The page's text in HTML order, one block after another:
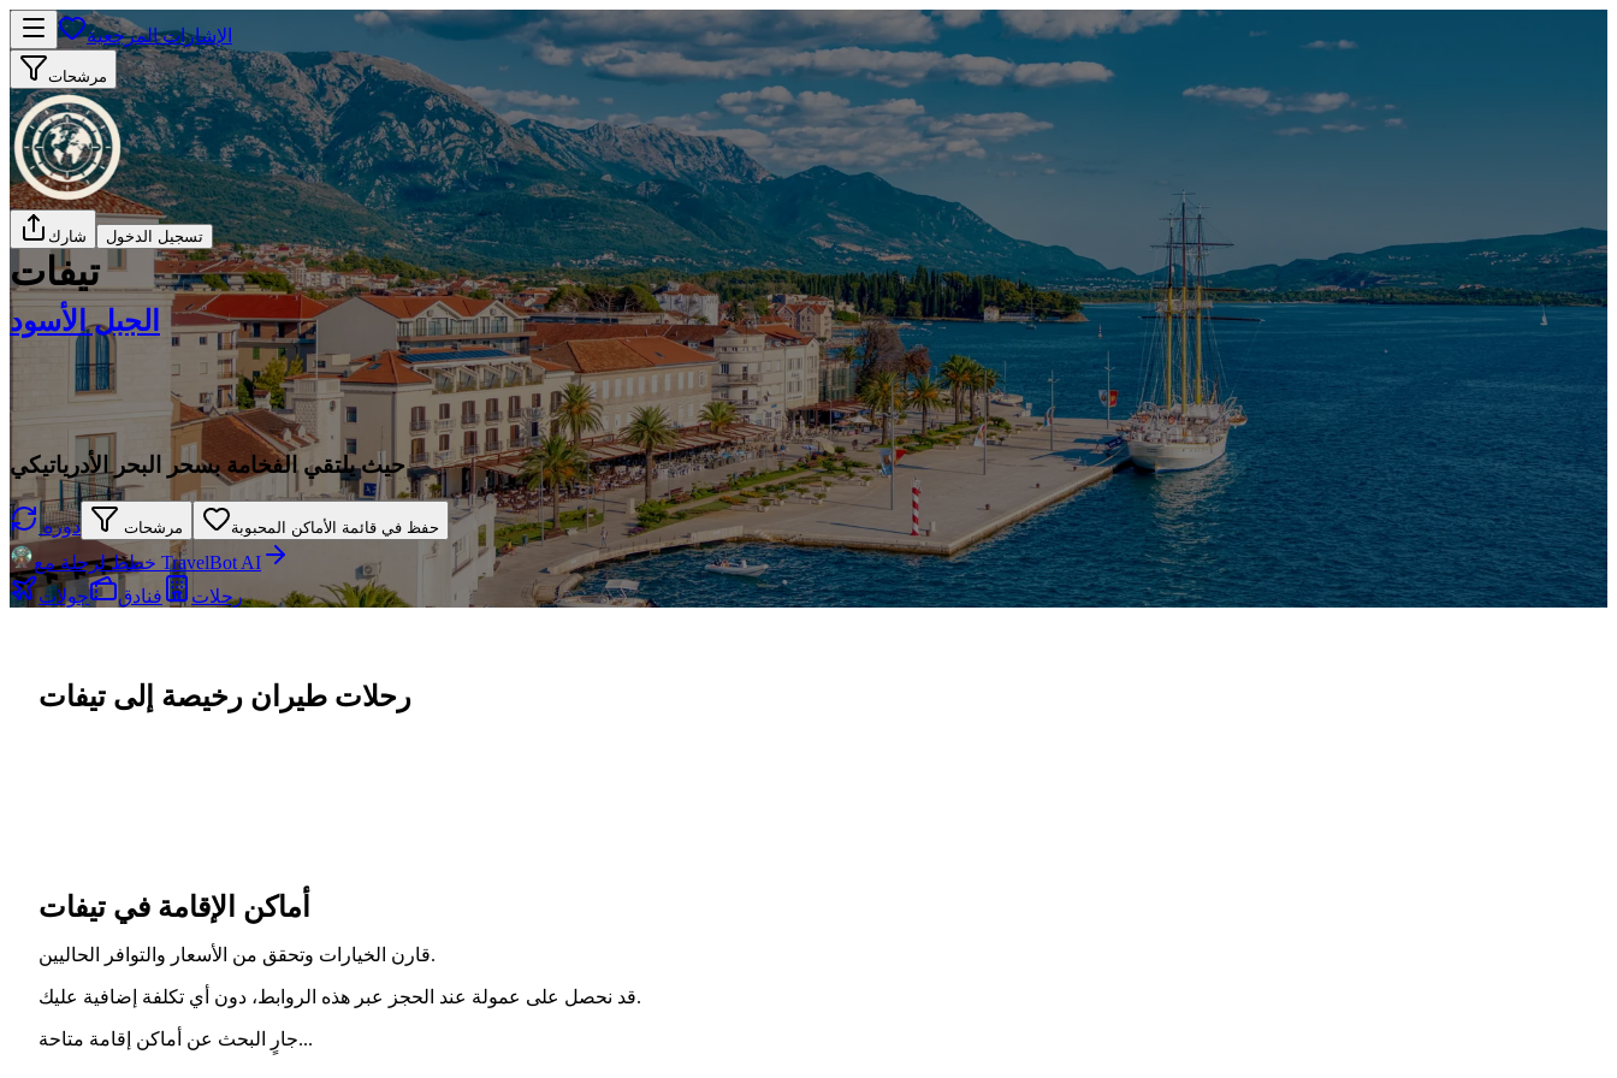
الإشارات المرجعية
مرشحات
شارك تسجيل الدخول
تيفات
الجبل الأسود
حيث يلتقي الفخامة بسحر البحر الأدرياتيكي
دوره مرشحات حفظ في قائمة الأماكن المحبوبة
خطط لرحلة مع TravelBot AI
رحلات
فنادق جولات
رحلات طيران رخيصة إلى تيفات
أماكن الإقامة في تيفات
قارن الخيارات وتحقق من الأسعار والتوافر الحاليين.
قد نحصل على عمولة عند الحجز عبر هذه الروابط، دون أي تكلفة إضافية عليك.
جارٍ البحث عن أماكن إقامة متاحة...